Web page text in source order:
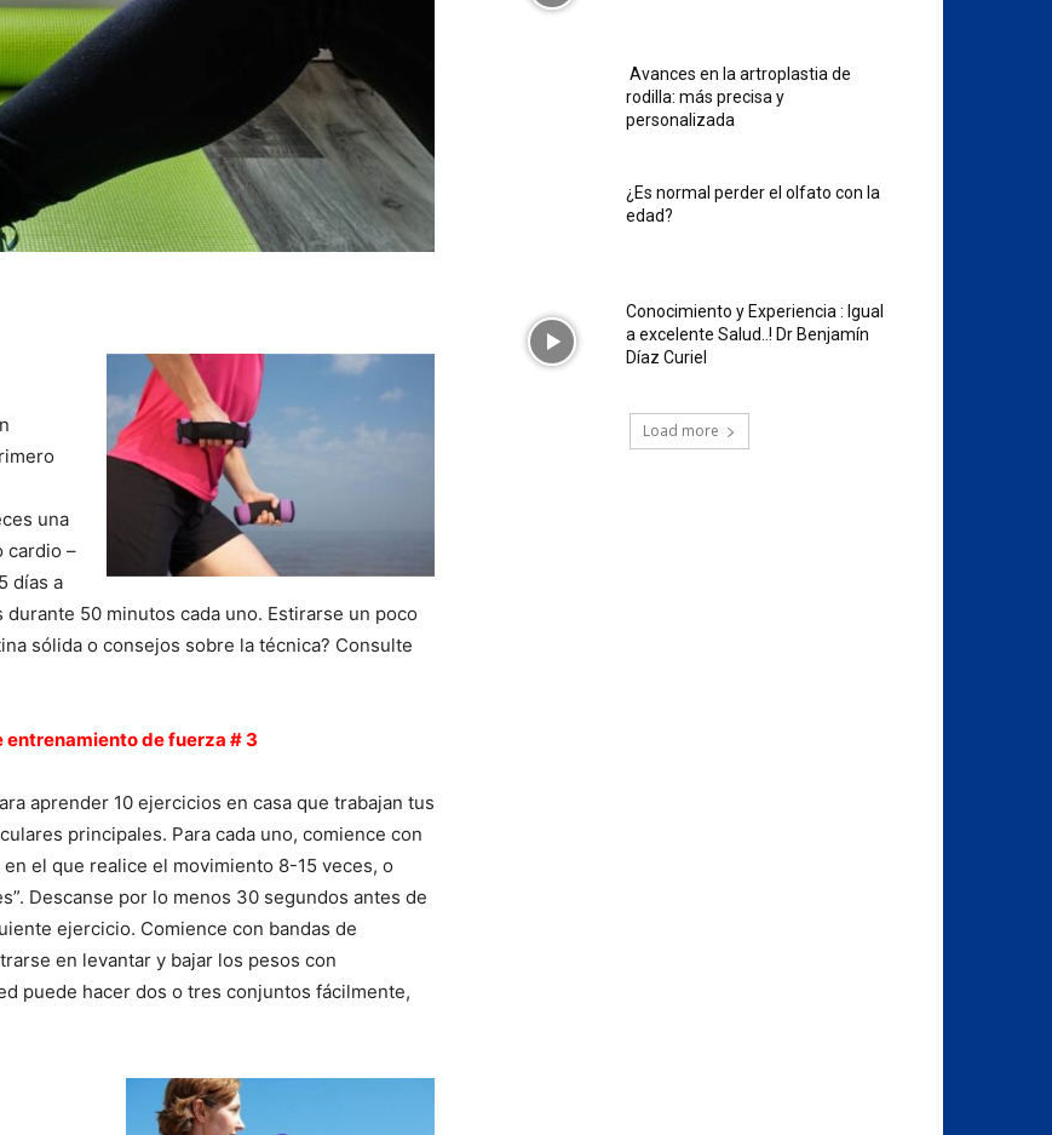
una
cardio –
días a
50 minutos cada uno. Estirarse un poco
sólida o consejos sobre la técnica? Consulte
entrenamiento de fuerza # 3
aprender 10 ejercicios en casa que trabajan tus
principales. Para cada uno, comience con
el que realice el movimiento 8-15 veces, o
Descanse por lo menos 30 segundos antes de
ejercicio. Comience con bandas de
en levantar y bajar los pesos con
puede hacer dos o tres conjuntos fácilmente,
Avances en la artroplastia de
rodilla: más precisa y
personalizada
¿Es normal perder el olfato con la
edad?
Conocimiento y Experiencia : Igual
a excelente Salud..! Dr Benjamín
Díaz Curiel
Load more